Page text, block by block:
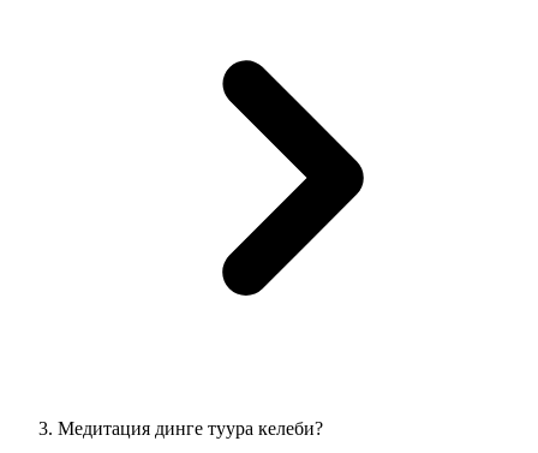
Медитация динге туура келеби?